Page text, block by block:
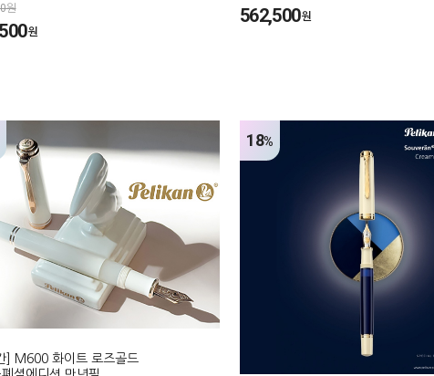
원
원
562,500원
] M600 화이트 로즈골드
18%